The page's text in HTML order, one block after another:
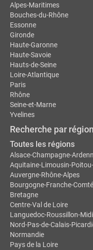
Alpes-Maritimes
Bouches-du-Rhône
Essonne
Gironde
Haute-Garonne
Haute-Savoie
Hauts-de-Seine
Loire-Atlantique
Paris
Rhône
Seine-et-Marne
Yvelines
Recherche par région
Toutes les régions
Alsace-Champagne-
Aquitaine-Limousin-
Auvergne-Rhône-Alpes
Bourgogne-Franche-Comté
Bretagne
Centre-Val de Loire
Languedoc-Roussillon-
Nord-Pas-de-Calais-
Normandie
Pays de la Loire